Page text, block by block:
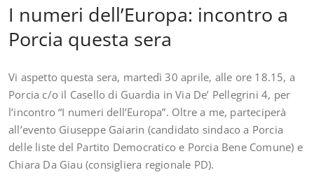
I numeri dell’Europa: incontro a
Porcia questa sera
Vi aspetto questa sera, martedì 30 aprile, alle ore 18.15, a
Porcia c/o il Casello di Guardia in Via De’ Pellegrini 4, per
l’incontro “I numeri dell’Europa”. Oltre a me, parteciperà
all’evento Giuseppe Gaiarin (candidato sindaco a Porcia
delle liste del Partito Democratico e Porcia Bene Comune) e
Chiara Da Giau (consigliera regionale PD).